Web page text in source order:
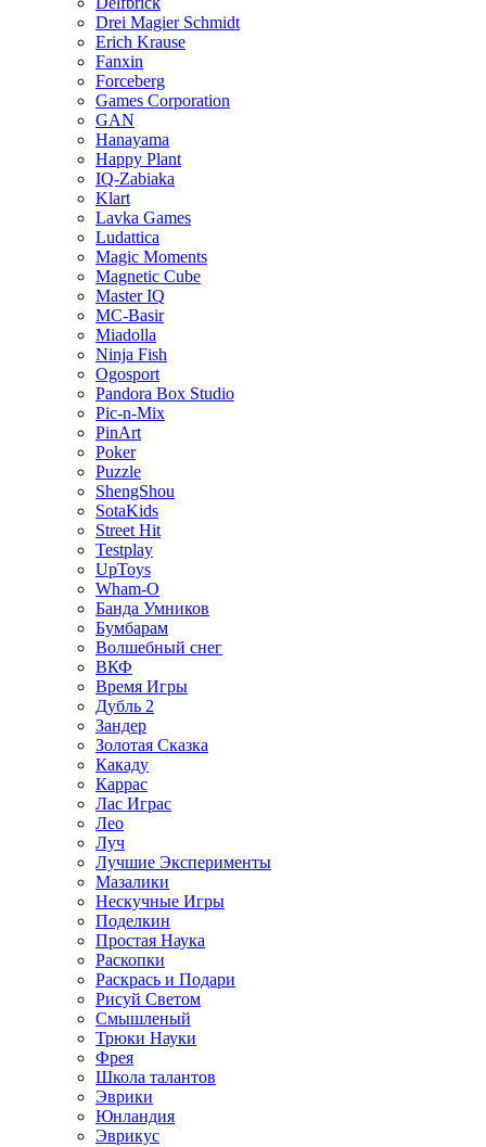
Drei Magier Schmidt
Erich Krause
Fanxin
Forceberg
Games Corporation
GAN
Hanayama
Happy Plant
IQ-Zabiaka
Klart
Lavka Games
Ludattica
Magic Moments
Magnetic Cube
Master IQ
MC-Basir
Miadolla
Ninja Fish
Ogosport
Pandora Box Studio
Pic-n-Mix
PinArt
Poker
Puzzle
ShengShou
SotaKids
Street Hit
Testplay
UpToys
Wham-O
Банда Умников
Бумбарам
Волшебный снег
ВКФ
Время Игры
Дубль 2
Зандер
Золотая Сказка
Какаду
Каррас
Лас Играс
Лео
Луч
Лучшие Эксперименты
Мазалики
Нескучные Игры
Поделкин
Простая Наука
Раскопки
Раскрась и Подари
Рисуй Светом
Смышленый
Трюки Науки
Фрея
Школа талантов
Эврики
Юнландия
Эврикус